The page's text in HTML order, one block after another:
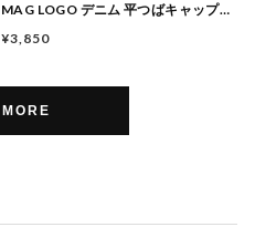
MAG LOGO デニム 平つばキャップ
秋冬
¥3,850